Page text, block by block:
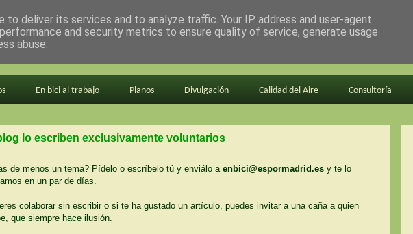
En bici al trabajo Planos Divulgación Calidad del Aire Consultoría
lo escriben exclusivamente voluntarios
de menos un tema? Pídelo o escríbelo tú y enviálo a enbici@espormadrid.es y te lo
en un par de días.
colaborar sin escribir o si te ha gustado un artículo, puedes invitar a una caña a quien
que siempre hace ilusión.
to deliver its services and to analyze traffic. Your IP address and user-agent
and security metrics to ensure quality of service, generate usage
abuse.